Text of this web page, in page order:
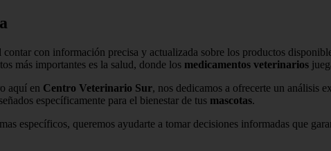
contar con información precisa y actualizada sobre los productos
más importantes es la salud, donde los medicamentos veterinarios
aquí en Centro Veterinario Sur, nos dedicamos a ofrecerte un análisis
específicamente para el bienestar de tus mascotas.
específicos, queremos ayudarte a tomar decisiones informadas que